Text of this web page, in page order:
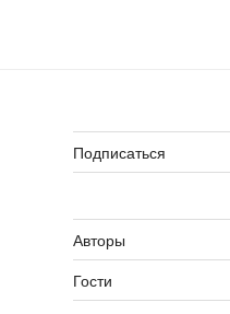
Подписаться
Авторы
Гости